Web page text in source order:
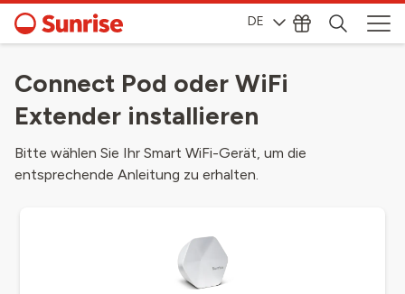
DE
Connect Pod oder WiFi
Extender installieren
Bitte wählen Sie Ihr Smart WiFi-Gerät, um die
entsprechende Anleitung zu erhalten.